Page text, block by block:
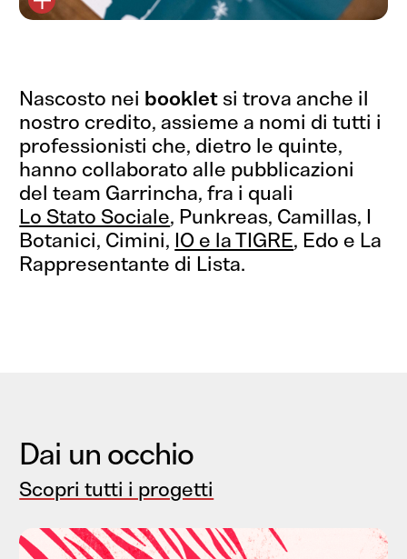
Nascosto nei booklet si trova anche il
nostro credito, assieme a nomi di tutti i
professionisti che, dietro le quinte,
hanno collaborato alle pubblicazioni
del team Garrincha, fra i quali
Lo Stato Sociale, Punkreas, Camillas, I
Botanici, Cimini, IO e la TIGRE, Edo e La
Rappresentante di Lista.
Dai un occhio
Scopri tutti i progetti